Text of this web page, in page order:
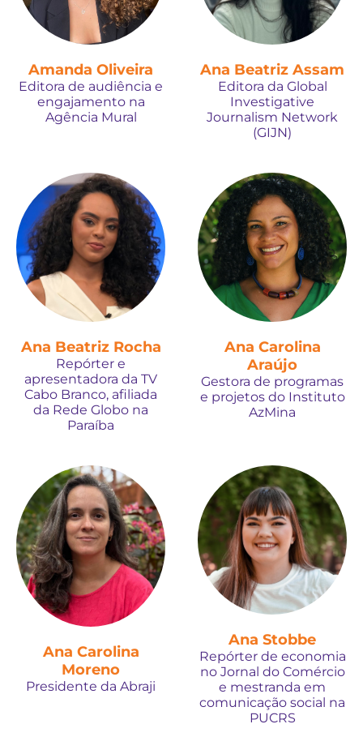
Amanda Oliveira
Editora de audiência e
engajamento na
Agência Mural
Ana Beatriz Assam
Editora da Global
Investigative
Journalism Network
(GIJN)
Ana Beatriz Rocha
Repórter e
apresentadora da TV
Cabo Branco, afiliada
da Rede Globo na
Paraíba
Ana Carolina
Araújo
Gestora de programas
e projetos do Instituto
AzMina
Ana Carolina
Moreno
Presidente da Abraji
Ana Stobbe
Repórter de economia
no Jornal do Comércio
e mestranda em
comunicação social na
PUCRS